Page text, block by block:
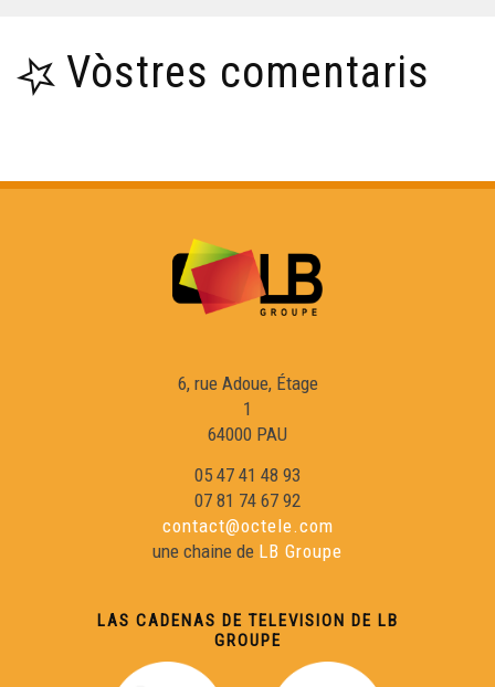
Yan Cozian : L'estaca
Sylvain Roux :
Lambrusquera : A la claror deu reve
Gargamas (1)
En Gaouach : La Mau Maridèia
Duo Peuch-Deltheil 01 : Valse à Marie
Vòstres comentaris
6, rue Adoue, Étage
1
64000 PAU
05 47 41 48 93
07 81 74 67 92
contact@octele.com
une chaine de LB Groupe
LAS CADENAS DE TELEVISION DE LB
GROUPE